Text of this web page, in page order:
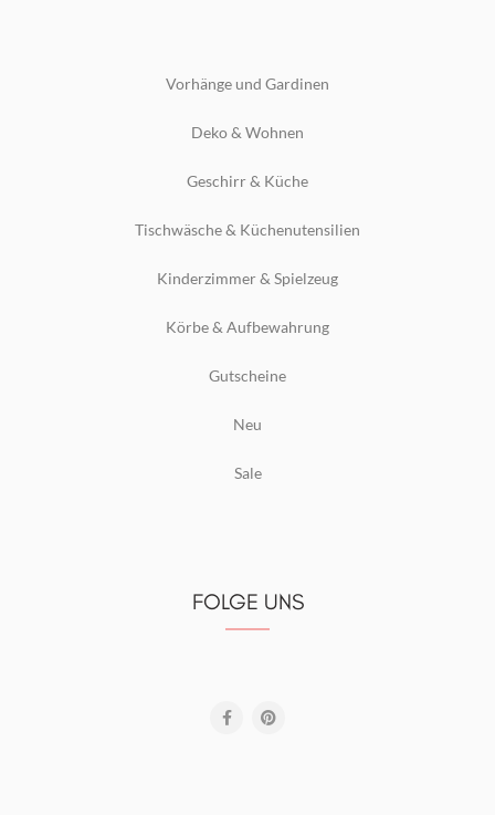
Vorhänge und Gardinen
Deko & Wohnen
Geschirr & Küche
Tischwäsche & Küchenutensilien
Kinderzimmer & Spielzeug
Körbe & Aufbewahrung
Gutscheine
Neu
Sale
FOLGE UNS